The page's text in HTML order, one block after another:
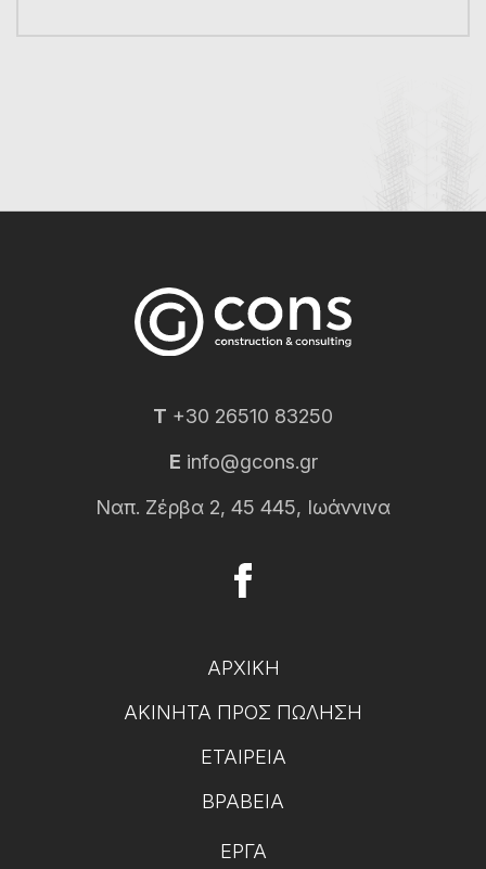
T +30 26510 83250
E info@gcons.gr
Ναπ. Ζέρβα 2, 45 445, Ιωάννινα
ΑΡΧΙΚΉ
ΑΚΊΝΗΤΑ ΠΡΟΣ ΠΏΛΗΣΗ
ΕΤΑΙΡΕΊΑ
ΒΡΑΒΕΊΑ
ΈΡΓΑ